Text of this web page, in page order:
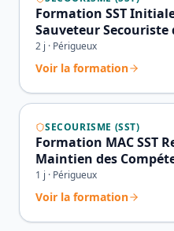
Formation SST
Sauveteur Secouriste
2 j · Périgueux
Voir la formation
SECOURISME (SST)
Formation MAC SST
Maintien des
1 j · Périgueux
Voir la formation